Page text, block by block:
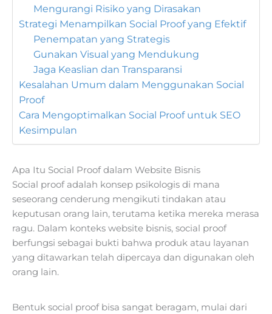
Mengurangi Risiko yang Dirasakan
Strategi Menampilkan Social Proof yang Efektif
Penempatan yang Strategis
Gunakan Visual yang Mendukung
Jaga Keaslian dan Transparansi
Kesalahan Umum dalam Menggunakan Social
Proof
Cara Mengoptimalkan Social Proof untuk SEO
Kesimpulan
Apa Itu Social Proof dalam Website Bisnis
Social proof adalah konsep psikologis di mana
seseorang cenderung mengikuti tindakan atau
keputusan orang lain, terutama ketika mereka merasa
ragu. Dalam konteks website bisnis, social proof
berfungsi sebagai bukti bahwa produk atau layanan
yang ditawarkan telah dipercaya dan digunakan oleh
orang lain.
Bentuk social proof bisa sangat beragam, mulai dari